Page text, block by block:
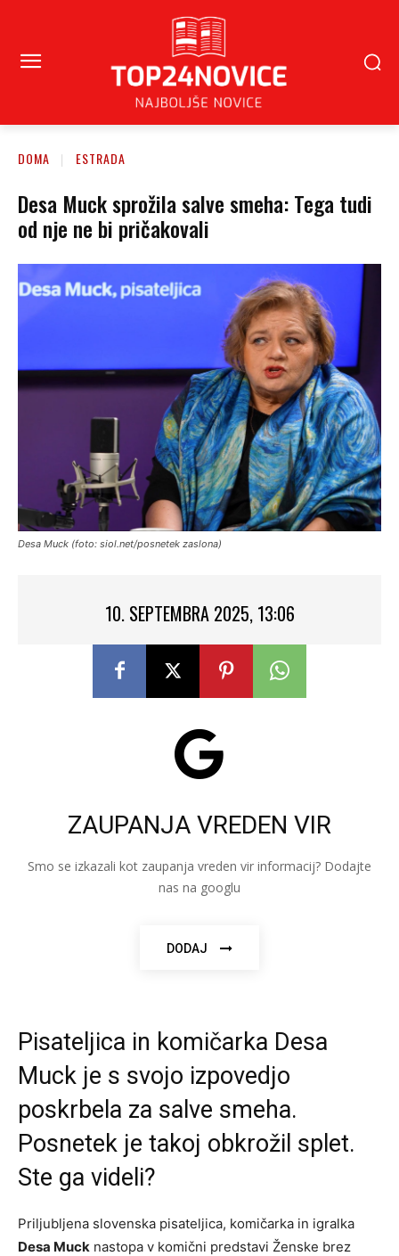
DOMA ESTRADA
Desa Muck sprožila salve smeha: Tega tudi
od nje ne bi pričakovali
Desa Muck (foto: siol.net/posnetek zaslona)
10. SEPTEMBRA 2025, 13:06
ZAUPANJA VREDEN VIR
Smo se izkazali kot zaupanja vreden vir informacij? Dodajte
nas na googlu
DODAJ
Pisateljica in komičarka Desa
Muck je s svojo izpovedjo
poskrbela za salve smeha.
Posnetek je takoj obkrožil splet.
Ste ga videli?
Priljubljena slovenska pisateljica, komičarka in igralka
Desa Muck nastopa v komični predstavi Ženske brez